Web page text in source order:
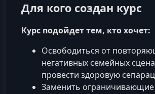
Для кого создан курс
Курс подойдет тем, кто хочет:
Освободиться от
негативных семейных
провести здоровую
Заменить ограничивающие